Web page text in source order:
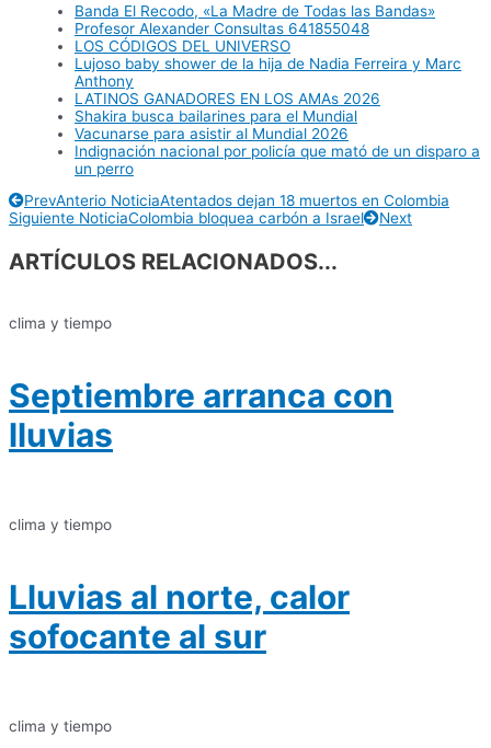
Banda El Recodo, «La Madre de Todas las Bandas»
Profesor Alexander Consultas 641855048
LOS CÓDIGOS DEL UNIVERSO
Lujoso baby shower de la hija de Nadia Ferreira y Marc
Anthony
LATINOS GANADORES EN LOS AMAs 2026
Shakira busca bailarines para el Mundial
Vacunarse para asistir al Mundial 2026
Indignación nacional por policía que mató de un disparo a
un perro
PrevAnterio NoticiaAtentados dejan 18 muertos en Colombia
Siguiente NoticiaColombia bloquea carbón a Israel Next
ARTÍCULOS RELACIONADOS...
clima y tiempo
Septiembre arranca con
lluvias
clima y tiempo
Lluvias al norte, calor
sofocante al sur
clima y tiempo